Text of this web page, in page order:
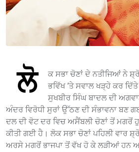
ਲੋ
ਕ ਸਭਾ ਚੋਣਾਂ ਦੇ ਨਤੀਜਿਆਂ ਨੇ
ਭਵਿੱਖ ’ਤੇ ਸਵਾਲ ਖੜ੍ਹੇ ਕਰ
ਸੁਖਬੀਰ ਸਿੰਘ ਬਾਦਲ ਦੀ
ਅੰਦਰ ਵਿਰੋਧੀ ਸੁਰਾਂ ਉੱਠਣ ਦੀ ਸੰਭਾਵਨਾ ਬਣ
ਦਲ ਦੀ ਵੋਟ ਦਰ ਵਿਚ ਅਸੈਂਬਲੀ ਚੋਣਾਂ ਤੋਂ ਮਗਰੋਂ
ਕੀਤੀ ਗਈ ਹੈ। ਲੋਕ ਸਭਾ ਚੋਣਾਂ ਪਹਿਲੀ ਵਾਰ
ਅਰਸੇ ਮਗਰੋਂ ਭਾਜਪਾ ਤੋਂ ਵੱਖ ਹੋ ਕੇ ਲੜੀਆਂ ਹਨ